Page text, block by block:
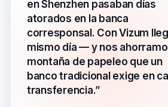
en Shenzhen pasaban días
atorados en la banca
corresponsal. Con Vizum
mismo día — y nos
montaña de papeleo que un
banco tradicional exige en
transferencia.”